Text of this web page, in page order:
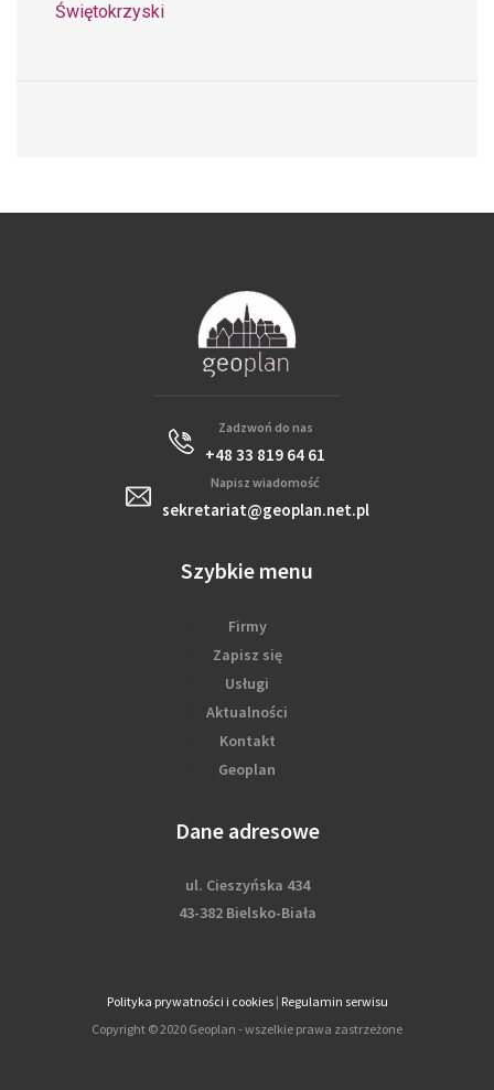
Świętokrzyski
Zadzwoń do nas
+48 33 819 64 61
Napisz wiadomość
sekretariat@geoplan.net.pl
Szybkie menu
Firmy
Zapisz się
Usługi
Aktualności
Kontakt
Geoplan
Dane adresowe
ul. Cieszyńska 434
43-382 Bielsko-Biała
Polityka prywatności i cookies| Regulamin serwisu
Copyright © 2020 Geoplan - wszelkie prawa zastrzeżone